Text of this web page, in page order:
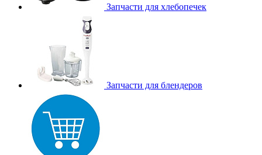
Запчасти для хлебопечек
Запчасти для блендеров